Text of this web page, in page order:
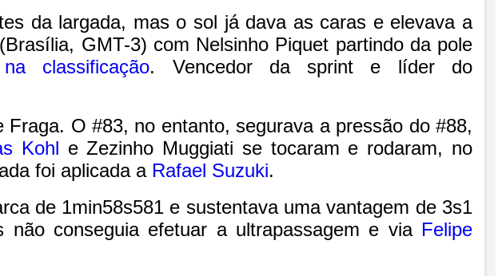
da largada, mas o sol já dava as caras e elevava a
GMT-3) com Nelsinho Piquet partindo da pole
classificação. Vencedor da sprint e líder do
Fraga. O #83, no entanto, segurava a pressão do #88,
Kohl e Zezinho Muggiati se tocaram e rodaram, no
foi aplicada a Rafael Suzuki.
de 1min58s581 e sustentava uma vantagem de 3s1
conseguia efetuar a ultrapassagem e via Felipe